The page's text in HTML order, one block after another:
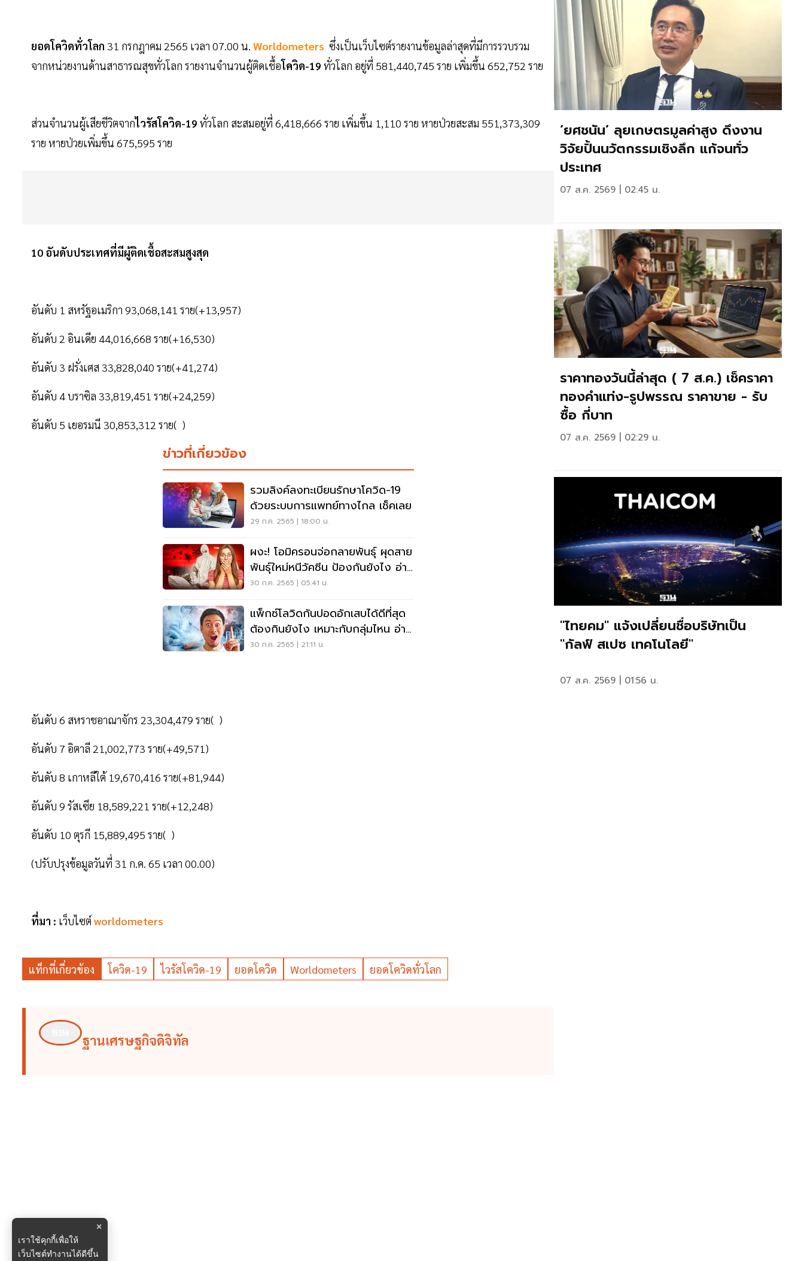
ยอดโควิดทั่วโลก 31 กรกฎาคม 2565 เวลา 07.00 น. Worldometers ซึ่งเป็นเว็บไซต์รายงานข้อมูลล่าสุดที่มีการรวบรวม
จากหน่วยงานด้านสาธารณสุขทั่วโลก รายงานจำนวนผู้ติดเชื้อโควิด-19 ทั่วโลก อยู่ที่ 581,440,745 ราย เพิ่มขึ้น 652,752 ราย
ส่วนจำนวนผู้เสียชีวิตจากไวรัสโควิด-19 ทั่วโลก สะสมอยู่ที่ 6,418,666 ราย เพิ่มขึ้น 1,110 ราย หายป่วยสะสม 551,373,309
ราย หายป่วยเพิ่มขึ้น 675,595 ราย
10 อันดับประเทศที่มีผู้ติดเชื้อสะสมสูงสุด
อันดับ 1 สหรัฐอเมริกา 93,068,141 ราย(+13,957)
อันดับ 2 อินเดีย 44,016,668 ราย(+16,530)
อันดับ 3 ฝรั่งเศส 33,828,040 ราย(+41,274)
อันดับ 4 บราซิล 33,819,451 ราย(+24,259)
อันดับ 5 เยอรมนี 30,853,312 ราย( )
ข่าวที่เกี่ยวข้อง
รวมลิงค์ลงทะเบียนรักษาโควิด-19
ด้วยระบบการแพทย์ทางไกล เช็คเลย
29 ก.ค. 2565 | 18:00 น.
ผงะ! โอมิครอนจ่อกลายพันธุ์ ผุดสาย
พันธุ์ใหม่หนีวัคซีน ป้องกันยังไง อ่าน
เลย
30 ก.ค. 2565 | 05:41 น.
แพ็กซ์โลวิดกันปอดอักเสบได้ดีที่สุด
ต้องกินยังไง เหมาะกับกลุ่มไหน อ่าน
เลย
30 ก.ค. 2565 | 21:11 น.
อันดับ 6 สหราชอาณาจักร 23,304,479 ราย( )
อันดับ 7 อิตาลี 21,002,773 ราย(+49,571)
อันดับ 8 เกาหลีใต้ 19,670,416 ราย(+81,944)
อันดับ 9 รัสเซีย 18,589,221 ราย(+12,248)
อันดับ 10 ตุรกี 15,889,495 ราย( )
(ปรับปรุงข้อมูลวันที่ 31 ก.ค. 65 เวลา 00.00)
ที่มา : เว็บไซต์ worldometers
แท็กที่เกี่ยวข้อง โควิด-19 ไวรัสโควิด-19 ยอดโควิด Worldometers ยอดโควิดทั่วโลก
ฐานเศรษฐกิจดิจิทัล
‘ยศชนัน’ ลุยเกษตรมูลค่าสูง ดึงงาน
วิจัยปั้นนวัตกรรมเชิงลึก แก้จนทั่ว
ประเทศ
07 ส.ค. 2569 | 02:45 น.
ราคาทองวันนี้ล่าสุด ( 7 ส.ค.) เช็คราคา
ทองคำแท่ง-รูปพรรณ ราคาขาย - รับ
ซื้อ กี่บาท
07 ส.ค. 2569 | 02:29 น.
"ไทยคม" แจ้งเปลี่ยนชื่อบริษัทเป็น
"กัลฟ์ สเปซ เทคโนโลยี"
07 ส.ค. 2569 | 01:56 น.
×
เราใช้คุกกี้เพื่อให้
เว็บไซต์ทำงานได้ดีขึ้น